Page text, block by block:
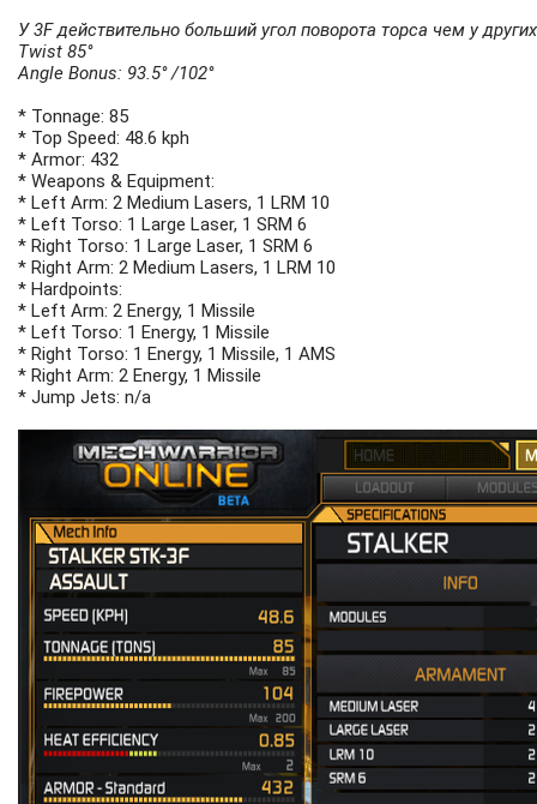
У 3F действительно больший угол поворота торса чем у
Twist 85°
Angle Bonus: 93.5° /102°
* Tonnage: 85
* Top Speed: 48.6 kph
* Armor: 432
* Weapons & Equipment:
* Left Arm: 2 Medium Lasers, 1 LRM 10
* Left Torso: 1 Large Laser, 1 SRM 6
* Right Torso: 1 Large Laser, 1 SRM 6
* Right Arm: 2 Medium Lasers, 1 LRM 10
* Hardpoints:
* Left Arm: 2 Energy, 1 Missile
* Left Torso: 1 Energy, 1 Missile
* Right Torso: 1 Energy, 1 Missile, 1 AMS
* Right Arm: 2 Energy, 1 Missile
* Jump Jets: n/a